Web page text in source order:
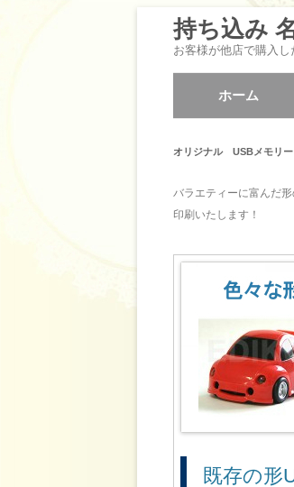
持ち込み
お客様が他店で購入
ホーム
オリジナル USBメモリー
バラエティーに富んだ
印刷いたします！
既存の形